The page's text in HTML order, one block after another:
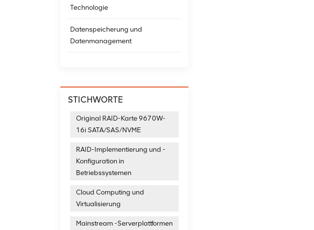
Technologie
Datenspeicherung und
Datenmanagement
STICHWORTE
Original RAID-Karte 9670W-
16i SATA/SAS/NVME
RAID-Implementierung und -
Konfiguration in
Betriebssystemen
Cloud Computing und
Virtualisierung
Mainstream -Serverplattformen